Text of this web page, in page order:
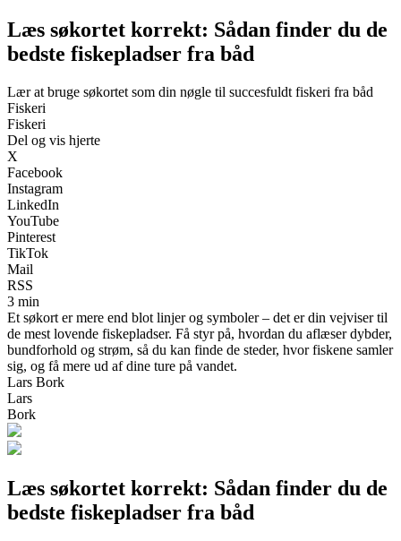
Læs søkortet korrekt: Sådan finder du de
bedste fiskepladser fra båd
Lær at bruge søkortet som din nøgle til succesfuldt fiskeri fra båd
Fiskeri
Fiskeri
Del og vis hjerte
X
Facebook
Instagram
LinkedIn
YouTube
Pinterest
TikTok
Mail
RSS
3 min
Et søkort er mere end blot linjer og symboler – det er din vejviser til
de mest lovende fiskepladser. Få styr på, hvordan du aflæser dybder,
bundforhold og strøm, så du kan finde de steder, hvor fiskene samler
sig, og få mere ud af dine ture på vandet.
Lars Bork
Lars
Bork
Læs søkortet korrekt: Sådan finder du de
bedste fiskepladser fra båd